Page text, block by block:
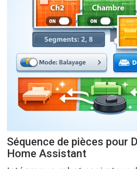
Séquence de pièces pour
Home Assistant